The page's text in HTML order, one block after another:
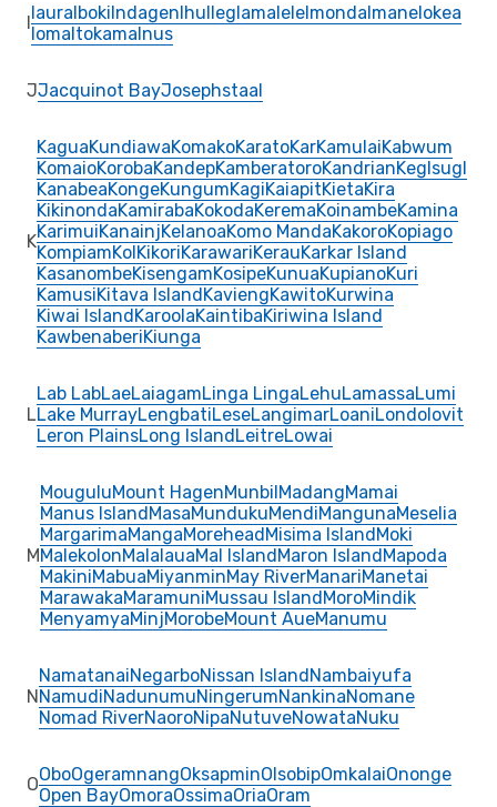
IauraIbokiIndagenIhuIlegIamaleleImondaImaneIokea
IomaItokamaInus
JJacquinot BayJosephstaal
K
KaguaKundiawaKomakoKaratoKarKamulaiKabwum
KomaioKorobaKandepKamberatoroKandrianKeglsugl
KanabeaKongeKungumKagiKaiapitKietaKira
KikinondaKamirabaKokodaKeremaKoinambeKamina
KarimuiKanainjKelanoaKomo MandaKakoroKopiago
KompiamKolKikoriKarawariKerauKarkar Island
KasanombeKisengamKosipeKunuaKupianoKuri
KamusiKitava IslandKaviengKawitoKurwina
Kiwai IslandKaroolaKaintibaKiriwina Island
KawbenaberiKiunga
L
Lab LabLaeLaiagamLinga LingaLehuLamassaLumi
Lake MurrayLengbatiLeseLangimarLoaniLondolovit
Leron PlainsLong IslandLeitreLowai
M
MouguluMount HagenMunbilMadangMamai
Manus IslandMasaMundukuMendiMangunaMeselia
MargarimaMangaMoreheadMisima IslandMoki
MalekolonMalalauaMal IslandMaron IslandMapoda
MakiniMabuaMiyanminMay RiverManariManetai
MarawakaMaramuniMussau IslandMoroMindik
MenyamyaMinjMorobeMount AueManumu
N
NamatanaiNegarboNissan IslandNambaiyufa
NamudiNadunumuNingerumNankinaNomane
Nomad RiverNaoroNipaNutuveNowataNuku
OOboOgeramnangOksapminOlsobipOmkalaiOnonge
Open BayOmoraOssimaOriaOram